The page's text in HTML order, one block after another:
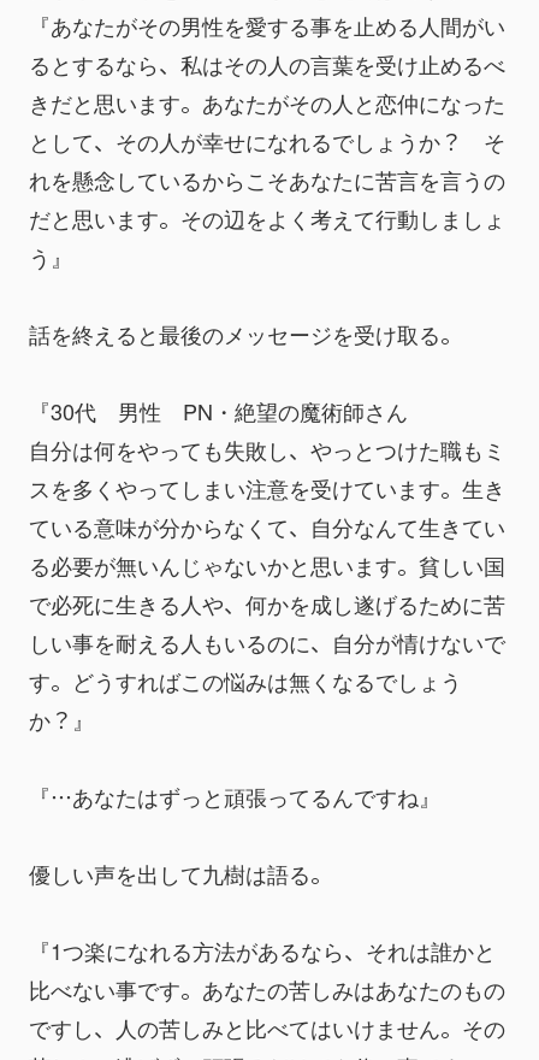
『あなたがその男性を愛する事を止める人間がい
るとするなら、私はその人の言葉を受け止めるべ
きだと思います。あなたがその人と恋仲になった
として、その人が幸せになれるでしょうか？　そ
れを懸念しているからこそあなたに苦言を言うの
だと思います。その辺をよく考えて行動しましょ
う』
話を終えると最後のメッセージを受け取る。
『30代　男性　PN・絶望の魔術師さん
自分は何をやっても失敗し、やっとつけた職もミ
スを多くやってしまい注意を受けています。生き
ている意味が分からなくて、自分なんて生きてい
る必要が無いんじゃないかと思います。貧しい国
で必死に生きる人や、何かを成し遂げるために苦
しい事を耐える人もいるのに、自分が情けないで
す。どうすればこの悩みは無くなるでしょう
か？』
『…あなたはずっと頑張ってるんですね』
優しい声を出して九樹は語る。
『1つ楽になれる方法があるなら、それは誰かと
比べない事です。あなたの苦しみはあなたのもの
ですし、人の苦しみと比べてはいけません。その